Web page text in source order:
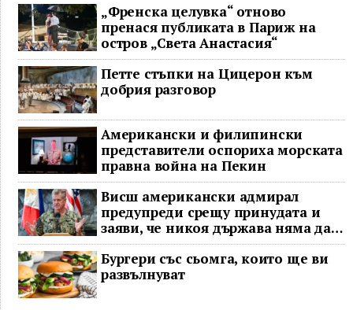
„Френска целувка“ отново
пренася публиката в Париж на
остров „Света Анастасия“
Петте стъпки на Цицерон към
добрия разговор
Американски и филипински
представители оспориха морската
правна война на Пекин
Висш американски адмирал
предупреди срещу принудата и
заяви, че никоя държава няма да
доминира в Индо-Тихоокеанския
регион
Бургери със сьомга, които ще ви
развълнуват